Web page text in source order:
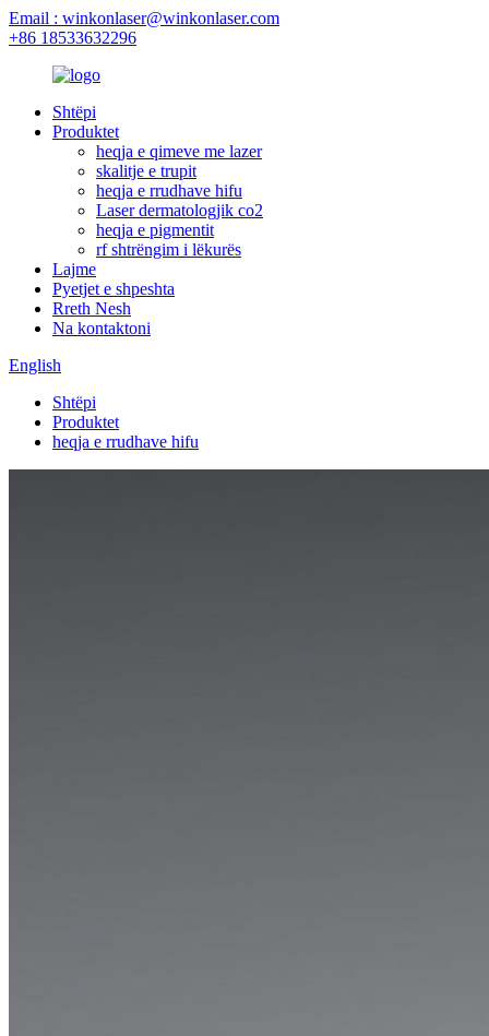
Email : winkonlaser@winkonlaser.com
+86 18533632296
Shtëpi
Produktet
heqja e qimeve me lazer
skalitje e trupit
heqja e rrudhave hifu
Laser dermatologjik co2
heqja e pigmentit
rf shtrëngim i lëkurës
Lajme
Pyetjet e shpeshta
Rreth Nesh
Na kontaktoni
English
Shtëpi
Produktet
heqja e rrudhave hifu